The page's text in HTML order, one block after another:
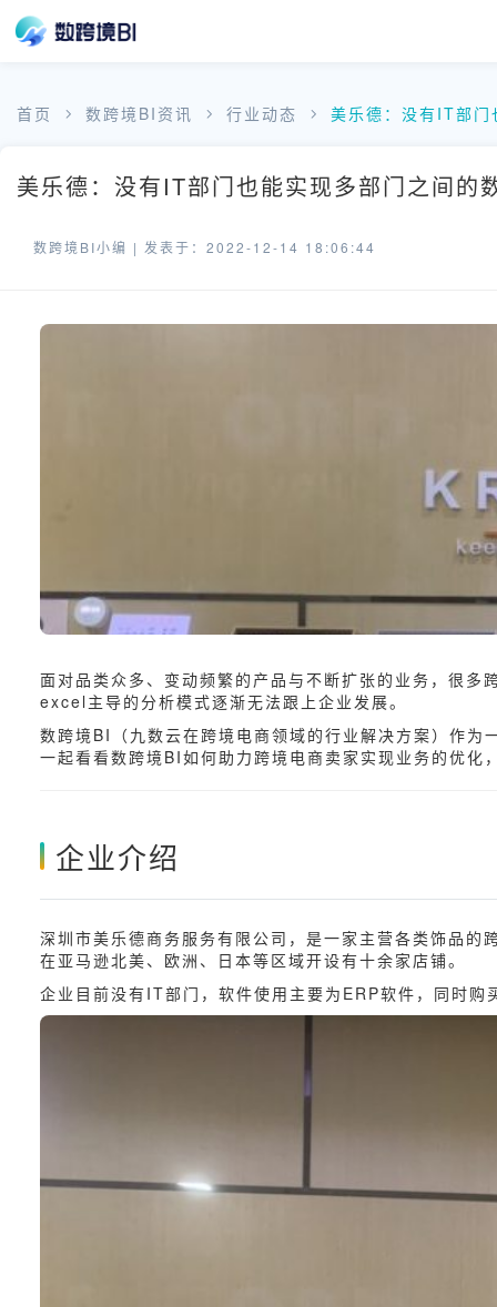
首页 数跨境BI资讯 行业动态 美乐德：没有IT部门
美乐德：没有IT部门也能实现多部门之间
数跨境BI小编 | 发表于：2022-12-14 18:06:44
面对品类众多、变动频繁的产品与不断扩张的业务，很
excel主导的分析模式逐渐无法跟上企业发展。
数跨境BI（九数云在跨境电商领域的行业解决方案）作
一起看看数跨境BI如何助力跨境电商卖家实现业务的优化
企业介绍
深圳市美乐德商务服务有限公司，是一家主营各类饰品
在亚马逊北美、欧洲、日本等区域开设有十余家店铺。
企业目前没有IT部门，软件使用主要为ERP软件，同时